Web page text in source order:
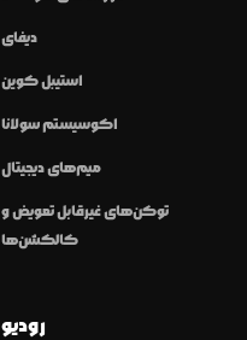
دیفای
استیبل کوین
اکوسیستم سولانا
میم‌های دیجیتال
توکن‌های غیرقابل تعویض و
کالکشن‌ها
رودیو